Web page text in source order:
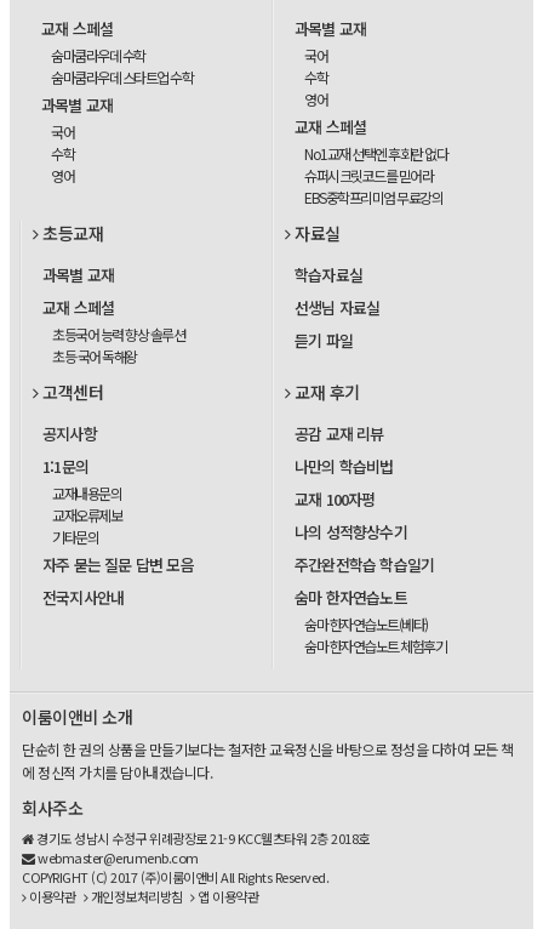
교재 스페셜
숨마쿰라우데 수학
숨마쿰라우데 스타트업 수학
과목별 교재
국어
수학
영어
과목별 교재
국어
수학
영어
교재 스페셜
No1교재 선택엔 후회란 없다
슈퍼시크릿코드를 믿어라
EBS중학프리미엄 무료강의
초등교재
과목별 교재
교재 스페셜
초등국어 능력 향상 솔루션
초등 국어 독해왕
자료실
학습자료실
선생님 자료실
듣기 파일
고객센터
공지사항
1:1문의
교재내용문의
교재오류제보
기타문의
자주 묻는 질문 답변 모음
전국지사안내
교재 후기
공감 교재 리뷰
나만의 학습비법
교재 100자평
나의 성적향상수기
주간완전학습 학습일기
숨마 한자연습노트
숨마 한자연습노트(베타)
숨마 한자연습노트 체험후기
이룸이앤비 소개
단순히 한 권의 상품을 만들기보다는 철저한 교육정신을 바탕으로 정성을 다하여 모든 책
에 정신적 가치를 담아내겠습니다.
회사주소
경기도 성남시 수정구 위례광장로 21-9 KCC웰츠타워 2층 2018호
webmaster@erumenb.com
COPYRIGHT (C) 2017 (주)이룸이앤비 All Rights Reserved.
이용약관
개인정보처리방침 앱 이용약관